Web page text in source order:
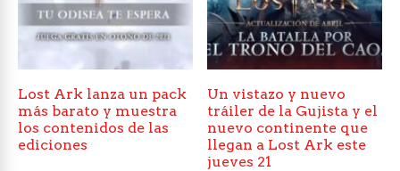
Lost Ark lanza un pack
más barato y muestra
los contenidos de las
ediciones
Un vistazo y nuevo
tráiler de la Gujista y el
nuevo continente que
llegan a Lost Ark este
jueves 21